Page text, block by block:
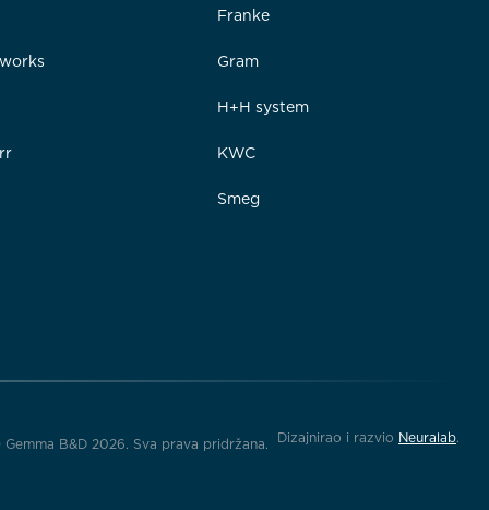
Franke
Gram
H+H system
KWC
Smeg
B&D 2026. Sva prava pridržana. Dizajnirao i razvio Neuralab.